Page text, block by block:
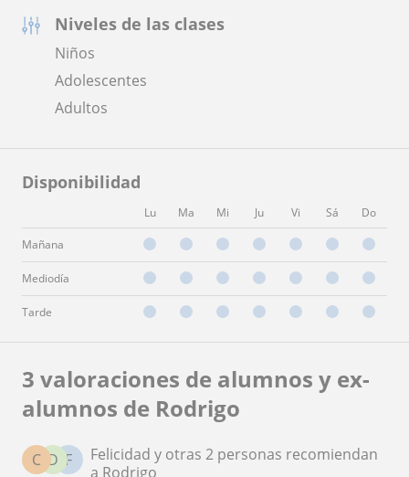
Niveles de las clases
Niños
Adolescentes
Adultos
Disponibilidad
Lu Ma Mi Ju Vi Sá Do
Mañana
Mediodía
Tarde
3 valoraciones de alumnos y ex-
alumnos de Rodrigo
F
D
C
Felicidad y otras 2 personas recomiendan
a Rodrigo